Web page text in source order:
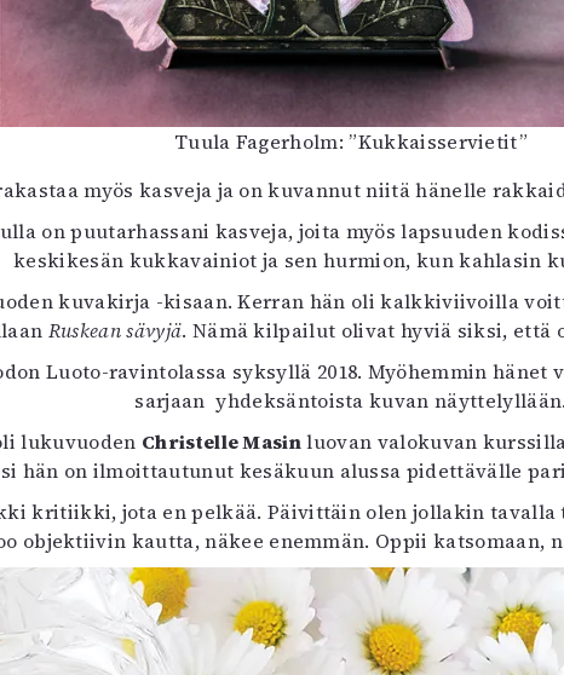
Tuula Fagerholm: ”Kukkaisservietit”
myös kasveja ja on kuvannut niitä hänelle
on puutarhassani kasveja, joita myös lapsuuden
keskikesän kukkavainiot ja sen hurmion, kun kahlasin
kuvakirja -kisaan. Kerran hän oli kalkkiviivoilla
Ruskean sävyjä. Nämä kilpailut olivat hyviä siksi, että
Luoto-ravintolassa syksyllä 2018. Myöhemmin
sarjaan yhdeksäntoista kuvan näyttelyllään.
lukuvuoden Christelle Masinluovan valokuvan
hän on ilmoittautunut kesäkuun alussa pidettävälle
kritiikki, jota en pelkää. Päivittäin olen jollakin tavalla
objektiivin kautta, näkee enemmän. Oppii katsomaan,